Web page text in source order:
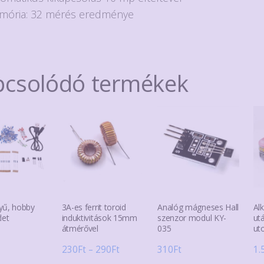
32 mérés eredménye
termékek
hobby
3A-es ferrit toroid
induktivitások 15mm
átmérővel
230Ft – 290FtÁrtartomány:
Analóg mágneses Hall
szenzor modul KY-
035
310Ft